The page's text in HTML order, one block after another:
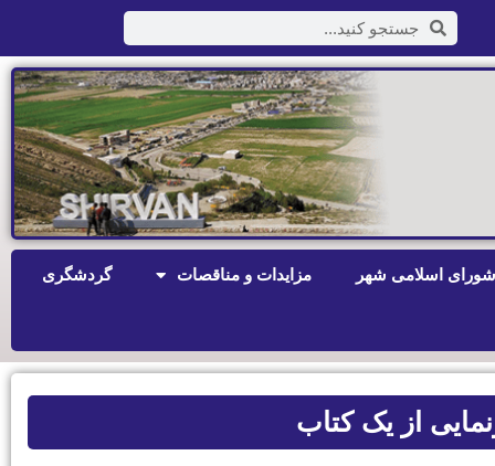
شورای اسلامی شهر مزایدات و مناقصات گردشگری
از یک کتاب